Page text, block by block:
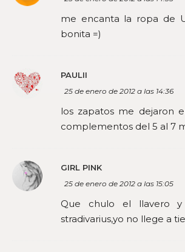
me encanta la ropa de
bonita =)
PAULII
25 de enero de 2012 a las 14:36
los zapatos me dejaron
complementos del 5 al 7
GIRL PINK
25 de enero de 2012 a las 15:05
Que chulo el llavero
stradivarius,yo no llege a